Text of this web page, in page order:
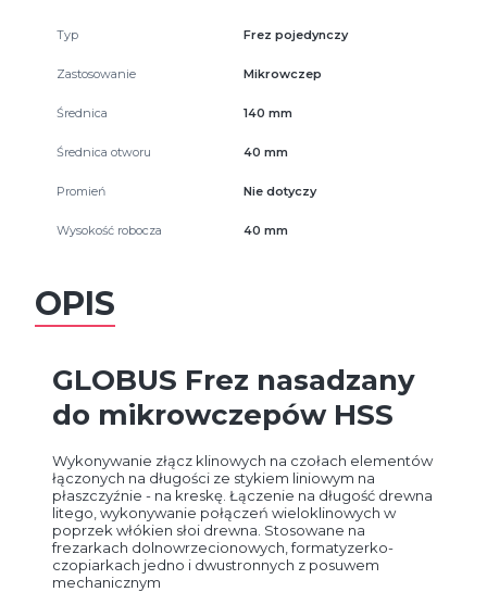
Typ Frez pojedynczy
Zastosowanie Mikrowczep
Średnica 140 mm
Średnica otworu 40 mm
Promień Nie dotyczy
Wysokość robocza 40 mm
OPIS
GLOBUS Frez nasadzany
do mikrowczepów HSS
Wykonywanie złącz klinowych na czołach elementów
łączonych na długości ze stykiem liniowym na
płaszczyźnie - na kreskę. Łączenie na długość drewna
litego, wykonywanie połączeń wieloklinowych w
poprzek włókien słoi drewna. Stosowane na
frezarkach dolnowrzecionowych, formatyzerko-
czopiarkach jedno i dwustronnych z posuwem
mechanicznym